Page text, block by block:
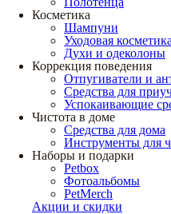
Косметика
Шампуни
Уходовая косметика
Духи и одеколоны
Коррекция поведения
Отпугиватели и
Средства для
Успокаивающие
Чистота в доме
Средства для дома
Инструменты для
Наборы и подарки
Petbox
Фотоальбомы
PetMerch
Акции и скидки